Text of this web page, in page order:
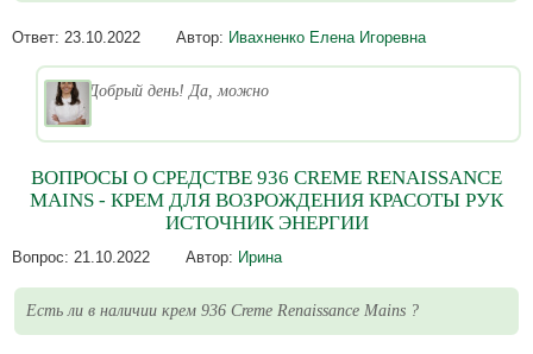
Ответ: 23.10.2022 Автор: Ивахненко Елена Игоревна
Добрый день! Да, можно
ВОПРОСЫ О СРЕДСТВЕ 936 CREME RENAISSANCE
MAINS - КРЕМ ДЛЯ ВОЗРОЖДЕНИЯ КРАСОТЫ РУК
ИСТОЧНИК ЭНЕРГИИ
Вопрос: 21.10.2022 Автор: Ирина
Есть ли в наличии крем 936 Creme Renaissance Mains ?